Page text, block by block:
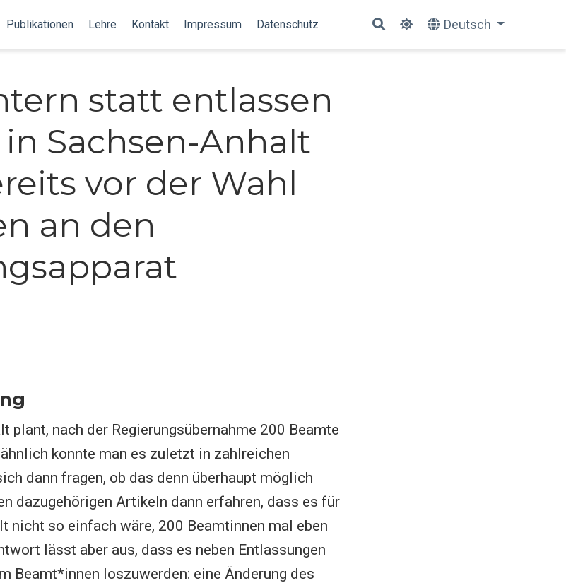
Publikationen Lehre Kontakt Impressum Datenschutz Deutsch
statt entlassen
Sachsen-Anhalt
vor der Wahl
an den
plant, nach der Regierungsübernahme 200 Beamte
konnte man es zuletzt in zahlreichen
dann fragen, ob das denn überhaupt möglich
dazugehörigen Artikeln dann erfahren, dass es für
nicht so einfach wäre, 200 Beamtinnen mal eben
lässt aber aus, dass es neben Entlassungen
Beamt*innen loszuwerden: eine Änderung des